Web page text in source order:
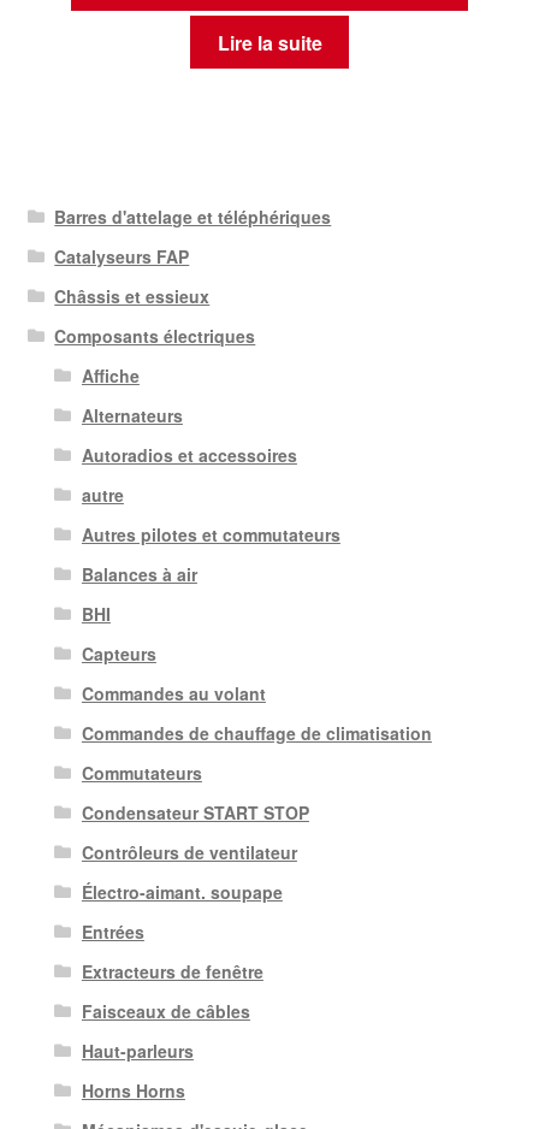
Lire la suite
Barres d'attelage et téléphériques
Catalyseurs FAP
Châssis et essieux
Composants électriques
Affiche
Alternateurs
Autoradios et accessoires
autre
Autres pilotes et commutateurs
Balances à air
BHI
Capteurs
Commandes au volant
Commandes de chauffage de climatisation
Commutateurs
Condensateur START STOP
Contrôleurs de ventilateur
Électro-aimant. soupape
Entrées
Extracteurs de fenêtre
Faisceaux de câbles
Haut-parleurs
Horns Horns